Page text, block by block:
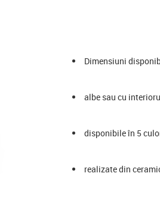
Dimensiuni
albe sau cu
disponibile în 5
realizate din